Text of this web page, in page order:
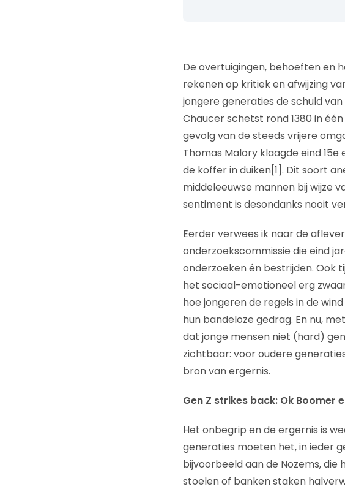
De overtuigingen, behoeften en
rekenen op kritiek en afwijzing
jongere generaties de schuld
Chaucer schetst rond 1380 in
gevolg van de steeds vrijere
Thomas Malory klaagde eind
de koffer in duiken[1]. Dit soort
middeleeuwse mannen bij wijze
sentiment is desondanks nooit
Eerder verwees ik naar de
onderzoekscommissie die eind
onderzoeken én bestrijden. Ook
het sociaal-emotioneel erg
hoe jongeren de regels in de
hun bandeloze gedrag. En nu,
dat jonge mensen niet (hard)
zichtbaar: voor oudere
bron van ergernis.
Gen Z strikes back: Ok Boomer
Het onbegrip en de ergernis is
generaties moeten het, in ieder
bijvoorbeeld aan de Nozems,
stoelen of banken staken